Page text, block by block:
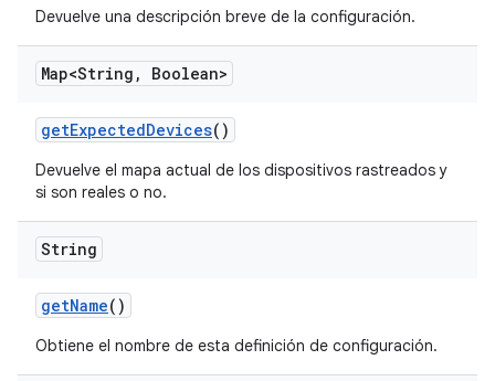
Devuelve una descripción breve de la configuración.
Map<String , Boolean>
getExpectedDevices()
Devuelve el mapa actual de los dispositivos rastreados y
si son reales o no.
String
getName()
Obtiene el nombre de esta definición de configuración.